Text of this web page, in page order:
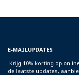
E-MAILUPDATES
Krijg 10% korting op
de laatste updates,